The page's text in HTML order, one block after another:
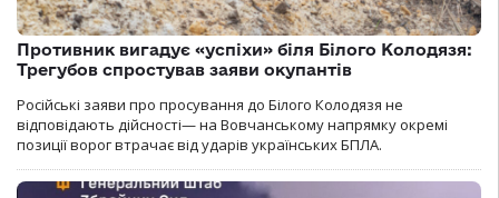
Противник вигадує «успіхи» біля Білого Колодязя:
Трегубов спростував заяви окупантів
Російські заяви про просування до Білого Колодязя не
відповідають дійсності— на Вовчанському напрямку окремі
позиції ворог втрачає від ударів українських БПЛА.